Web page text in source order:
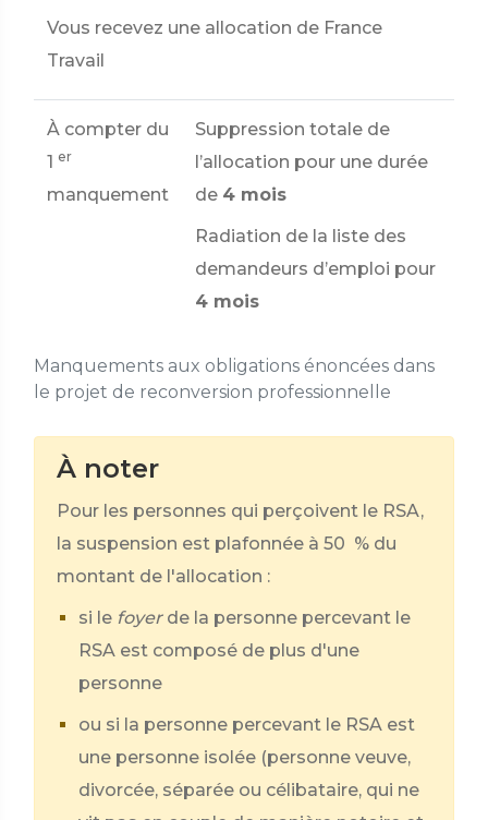
Manquements aux obligations énoncées dans
le projet de reconversion professionnelle
Vous recevez une allocation de France
Travail
À compter du
1 er
manquement
Suppression totale de
l’allocation pour une durée
de 4 mois
Radiation de la liste des
demandeurs d’emploi pour
4 mois
À noter
Pour les personnes qui perçoivent le RSA,
la suspension est plafonnée à 50 % du
montant de l'allocation :
si le foyer de la personne percevant le
RSA est composé de plus d'une
personne
ou si la personne percevant le RSA est
une personne isolée (personne veuve,
divorcée, séparée ou célibataire, qui ne